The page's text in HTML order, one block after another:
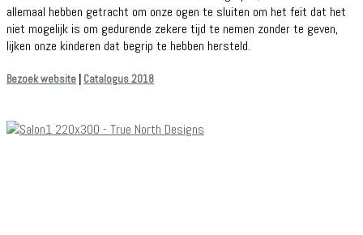
allemaal hebben getracht om onze ogen te sluiten om het feit dat het
niet mogelijk is om gedurende zekere tijd te nemen zonder te geven,
lijken onze kinderen dat begrip te hebben hersteld.
Bezoek website Catalogus 2018